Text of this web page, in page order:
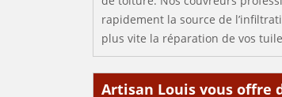
rapidement la source de
plus vite la réparation de vos
Artisan Louis vous offre